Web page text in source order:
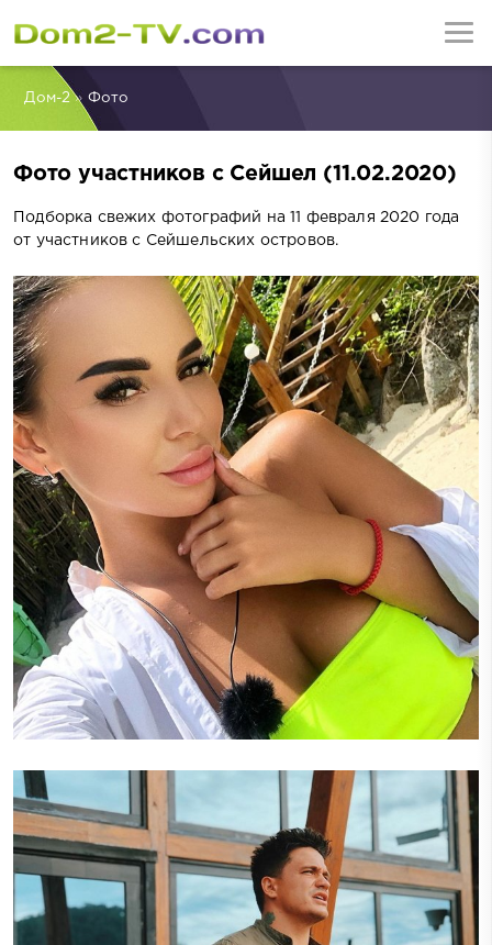
Дом-2» Фото
Фото участников с Сейшел (11.02.2020)
Подборка свежих фотографий на 11 февраля 2020 года
от участников с Сейшельских островов.